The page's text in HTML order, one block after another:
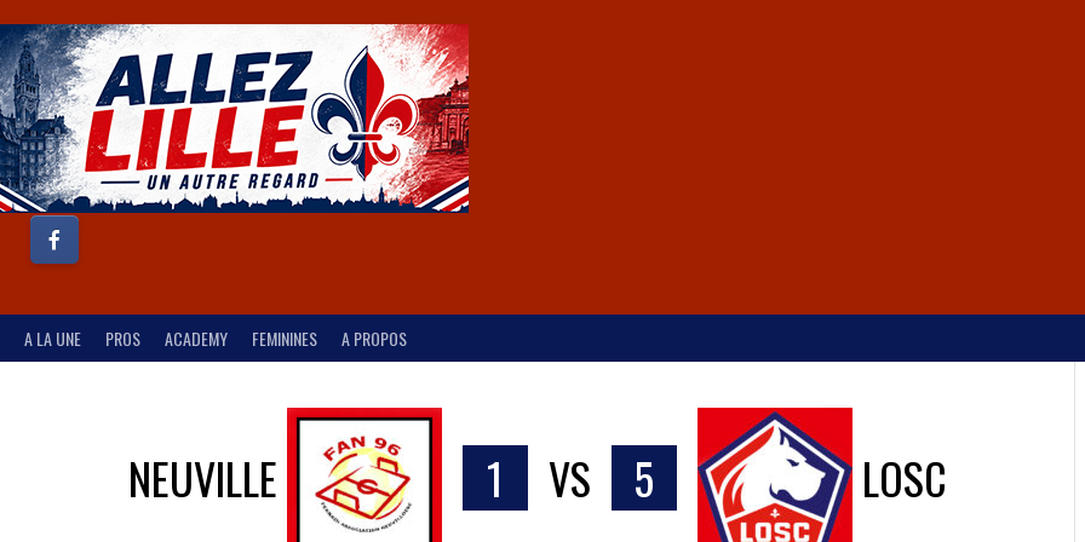
A LA UNE PROS ACADEMY FEMININES A PROPOS
NEUVILLE 1 VS 5 LOSC